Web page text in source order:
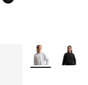
Weitere Farben